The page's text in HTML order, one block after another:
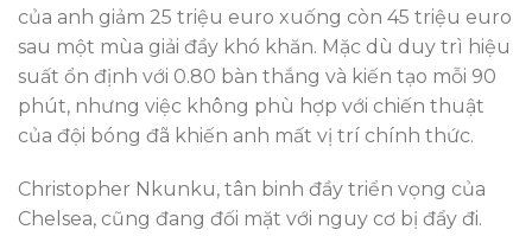
của anh giảm 25 triệu euro xuống còn 45 triệu euro
sau một mùa giải đầy khó khăn. Mặc dù duy trì hiệu
suất ổn định với 0.80 bàn thắng và kiến tạo mỗi 90
phút, nhưng việc không phù hợp với chiến thuật
của đội bóng đã khiến anh mất vị trí chính thức.
Christopher Nkunku, tân binh đầy triển vọng của
Chelsea, cũng đang đối mặt với nguy cơ bị đẩy đi.